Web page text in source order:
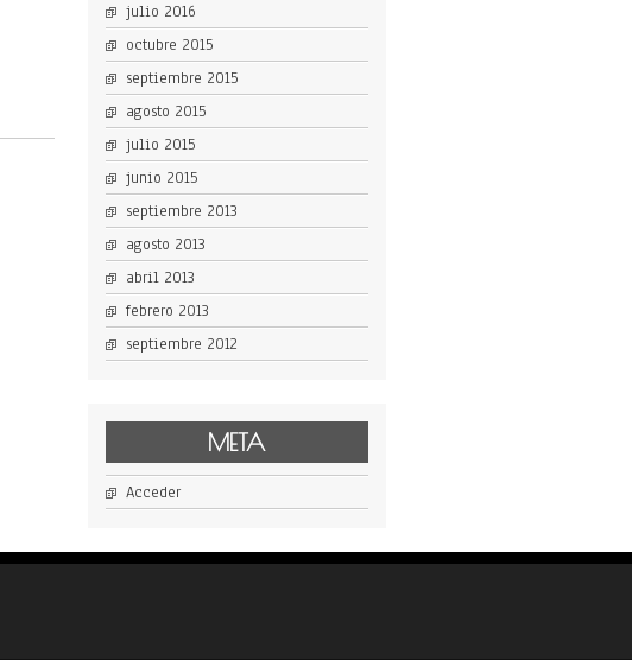
julio 2016
octubre 2015
septiembre 2015
agosto 2015
julio 2015
junio 2015
septiembre 2013
agosto 2013
abril 2013
febrero 2013
septiembre 2012
META
Acceder